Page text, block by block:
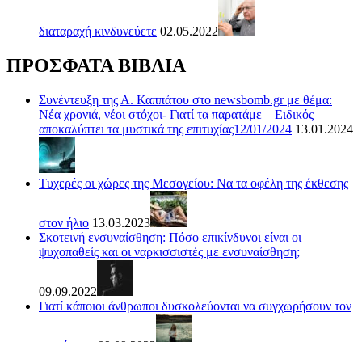
διαταραχή κινδυνεύετε 02.05.2022
ΠΡΟΣΦΑΤΑ ΒΙΒΛΙΑ
Συνέντευξη της Α. Καππάτου στο newsbomb.gr με θέμα:
Νέα χρονιά, νέοι στόχοι- Γιατί τα παρατάμε – Ειδικός
αποκαλύπτει τα μυστικά της επιτυχίας12/01/2024 13.01.2024
Τυχερές οι χώρες της Μεσογείου: Να τα οφέλη της έκθεσης
στον ήλιο 13.03.2023
Σκοτεινή ενσυναίσθηση: Πόσο επικίνδυνοι είναι οι
ψυχοπαθείς και οι ναρκισσιστές με ενσυναίσθηση;
09.09.2022
Γιατί κάποιοι άνθρωποι δυσκολεύονται να συγχωρήσουν τον